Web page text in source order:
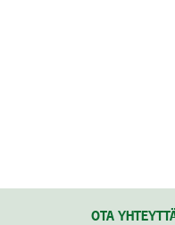
OTA